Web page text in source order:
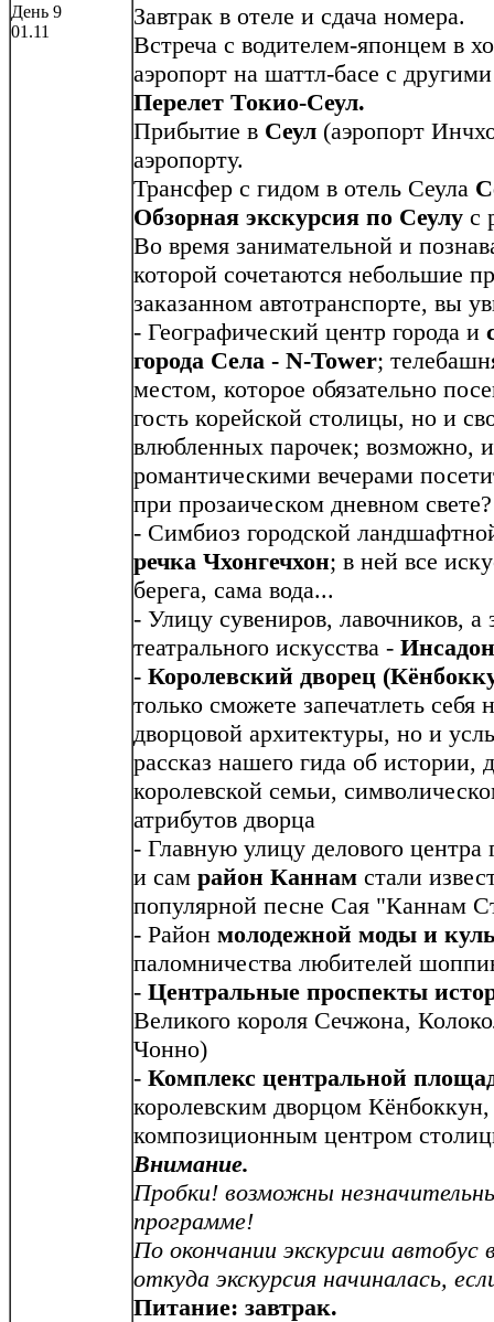
День 9
01.11
Завтрак в отеле и сдача номера.
Встреча с водителем-японцем в
аэропорт на шаттл-басе с
Перелет Токио-Сеул.
Прибытие в Сеул (аэропорт
аэропорту.
Трансфер с гидом в отель Сеула
Обзорная экскурсия по Сеулу с
Во время занимательной и
которой сочетаются небольшие
заказанном автотранспорте, вы
- Географический центр города и
города Села - N-Tower;
местом, которое обязательно
гость корейской столицы, но и
влюбленных парочек; возможно,
романтическими вечерами
при прозаическом дневном свете?
- Симбиоз городской
речка Чхонгечхон; в ней все
берега, сама вода...
- Улицу сувениров, лавочников, а
театрального искусства - Инсадон
- Королевский дворец
только сможете запечатлеть себя
дворцовой архитектуры, но и
рассказ нашего гида об истории,
королевской семьи,
атрибутов дворца
- Главную улицу делового центра
и сам район Каннам стали
популярной песне Сая "Каннам
- Район молодежной моды и
паломничества любителей
- Центральные проспекты
Великого короля Сечжона,
Чонно)
- Комплекс центральной
королевским дворцом
композиционным центром
Внимание.
Пробки! возможны
программе!
По окончании экскурсии
откуда экскурсия начиналась,
Питание: завтрак.